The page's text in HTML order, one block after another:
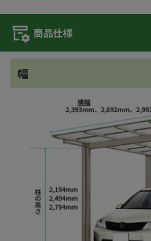
商品仕様
幅